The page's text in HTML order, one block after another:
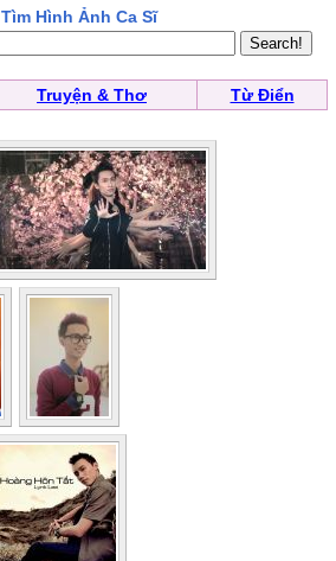
Tìm Hình Ảnh Ca Sĩ
Truyện & Thơ
Từ Điển